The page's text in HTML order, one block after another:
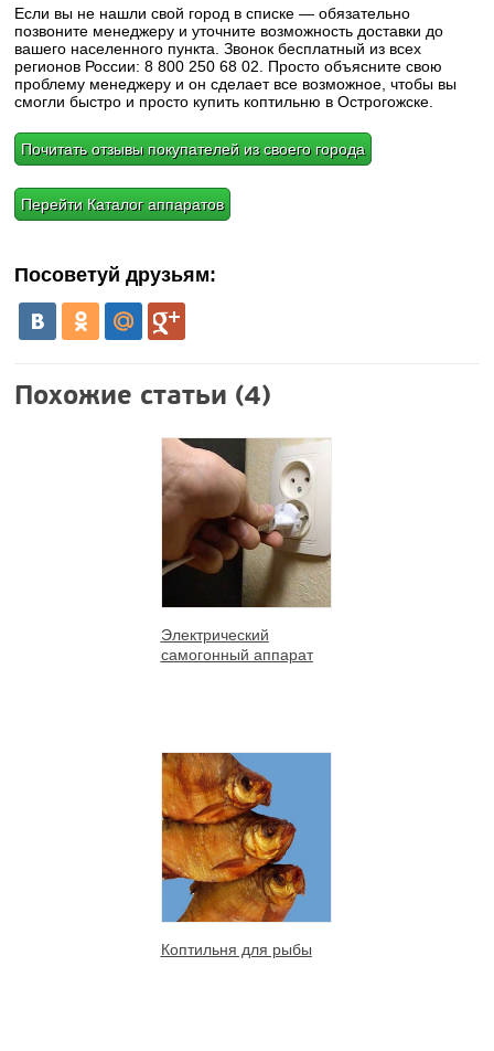
Если вы не нашли свой город в списке — обязательно
позвоните менеджеру и уточните возможность доставки до
вашего населенного пункта. Звонок бесплатный из всех
регионов России: 8 800 250 68 02. Просто объясните свою
проблему менеджеру и он сделает все возможное, чтобы вы
смогли быстро и просто купить коптильню в Острогожске.
Почитать отзывы покупателей из своего города
Перейти Каталог аппаратов
Посоветуй друзьям:
Похожие статьи (4)
Электрический
самогонный аппарат
Коптильня для рыбы